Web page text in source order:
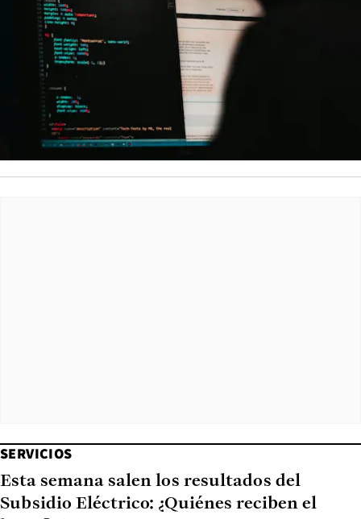
SERVICIOS
Esta semana salen los resultados del
Subsidio Eléctrico: ¿Quiénes reciben el